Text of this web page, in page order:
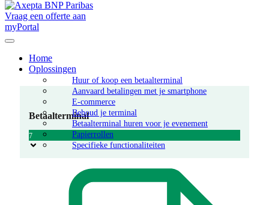
Vraag een offerte aan
myPortal
Home
Oplossingen
Huur of koop een betaalterminal
Aanvaard betalingen met je smartphone
E-commerce
Behoud je terminal
Betaalterminal huren voor je evenement
Papierrollen
Specifieke functionaliteiten​
Betaalterminal
7